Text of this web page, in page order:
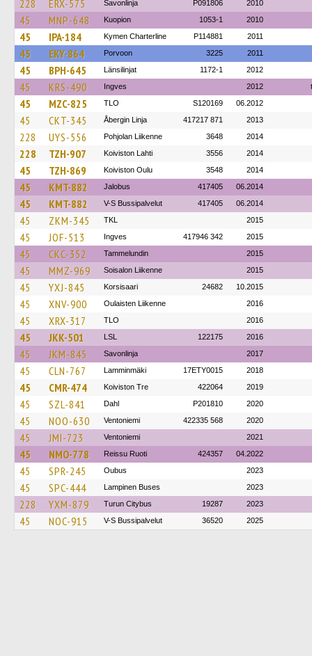
228 ERX-575 Savonlinja P091806 2010
45 MNP-648 Kuopion 1053-1 2010
45 IPA-184 Kymen Charterline P114881 2011
45 EKY-864 Porvoon 3225 2011
45 BPH-645 Länsilinjat 1172-1 2012
45 KRS-490 Ingves 2012
45 MZC-825 TLO S120169 06.2012
45 CKT-345 Åbergin Linja 417217 871 2013
228 UYS-556 Pohjolan Liikenne 3648 2014
228 TZH-907 Koiviston Lahti 3556 2014
45 TZH-869 Koiviston Oulu 3548 2014
45 KMT-882 Jalobus 417405 06.2014
45 KMT-882 V-S Bussipalvelut 417405 06.2014
45 ZKM-345 TKL 2015
45 JOF-513 Ingves 417946 342 2015
45 CKC-352 Tammelundin 2015
45 MMZ-969 Soisalon Liikenne 2015
45 YXJ-845 Korsisaari 24682 10.2015
45 XNV-900 Oulaisten Liikenne 2016
45 XRX-317 TLO 2016
45 JKK-501 LSL 122175 2016
45 JKM-845 Savonlinja 2017
45 CLN-767 Lamminmäki 17ETY0015 2018
45 CMR-474 Koiviston Tre 422064 2019
45 SZL-841 Dahl P201810 2020
45 NOO-630 Ventoniemi 422335 568 2020
45 JMI-723 Ventoniemi 2021
45 NMO-778 Reissu Ruoti 424357 04.2022
45 SPR-245 Oubus 2023
45 SPC-444 Lampinen Buses 2023
228 YXM-879 Turun Citybus 19287 2023
45 NOC-915 V-S Bussipalvelut 36520 2025